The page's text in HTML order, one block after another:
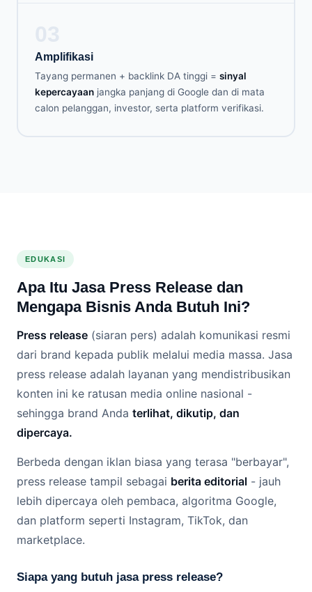
Amplifikasi
Tayang permanen + backlink DA tinggi = sinyal
kepercayaanjangka panjang di Google dan di mata
calon pelanggan, investor, serta platform verifikasi.
EDUKASI
Apa Itu Jasa Press Release dan
Mengapa Bisnis Anda Butuh Ini?
Press release (siaran pers) adalah komunikasi resmi
dari brand kepada publik melalui media massa. Jasa
press release adalah layanan yang mendistribusikan
konten ini ke ratusan media online nasional -
sehingga brand Anda terlihat, dikutip, dan
dipercaya.
Berbeda dengan iklan biasa yang terasa "berbayar",
press release tampil sebagai berita editorial - jauh
lebih dipercaya oleh pembaca, algoritma Google,
dan platform seperti Instagram, TikTok, dan
marketplace.
Siapa yang butuh jasa press release?